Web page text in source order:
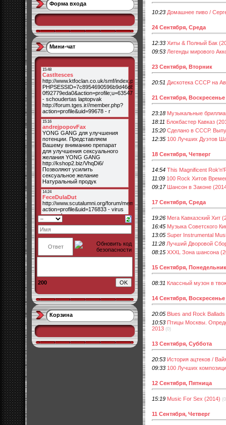
Форма входа
Мини-чат
200
Корзина
10:23 Домашнее пиво /
24 Сентября, Среда
12:33 Хиты & Полный Бак
09:53 Легенды мирового
23 Сентября, Вторник
20:51 Дискотека СССР на
21 Сентября, Воскресенье
23:18 Музыкальные
18:11 Блокбастер Кавказ
15:20 Сделано в СССР.
12:35 100 Лучших Дуэтов
18 Сентября, Четверг
14:54 This Magnificent
11:09 100 Rock Хитов
09:17 Шансон в Законе
17 Сентября, Среда
19:26 Мега Кавказский Хит
16:45 Музыка Советского
13:05 Super Instrumental
11:28 Лучший Дворовой
08:15 XXXL Зона шансона
15 Сентября, Понедельник
08:31 Классный музон в
14 Сентября, Воскресенье
20:05 Blues and Rock
10:53 Птицы Москвы.
2013 (0)
13 Сентября, Суббота
20:53 История ацтеков /
09:33 100 Лучших
12 Сентября, Пятница
15:19 Music For Sex (2014)
11 Сентября, Четверг